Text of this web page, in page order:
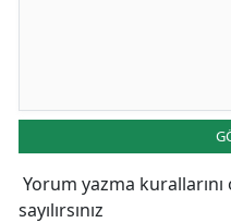
Yorum yazma kurallarını
sayılırsınız